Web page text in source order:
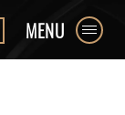
MENU